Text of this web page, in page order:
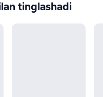
tinglashadi